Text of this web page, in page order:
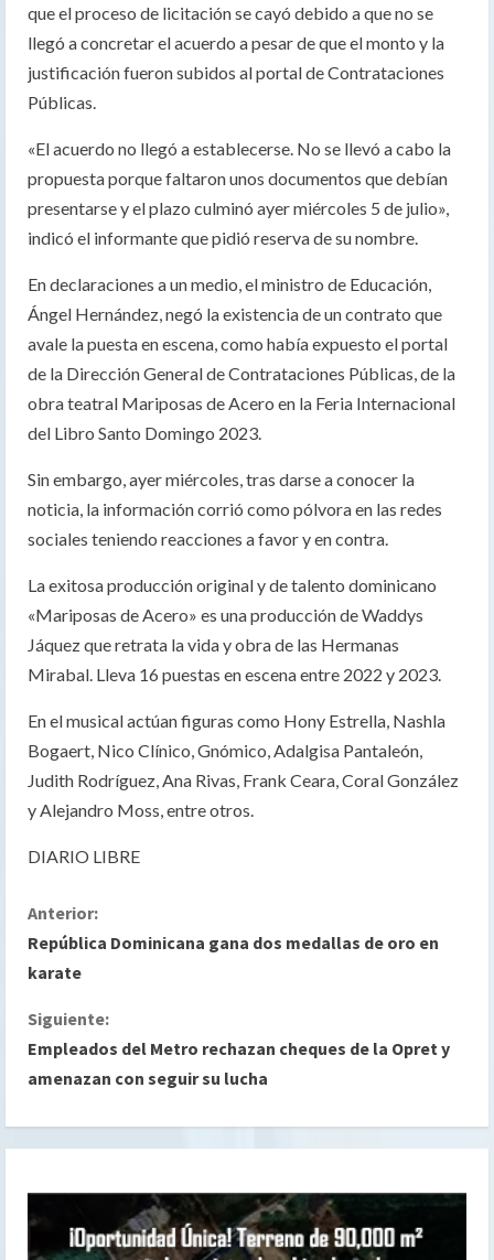
que el proceso de licitación se cayó debido a que no se
llegó a concretar el acuerdo a pesar de que el monto y la
justificación fueron subidos al portal de Contrataciones
Públicas.
«El acuerdo no llegó a establecerse. No se llevó a cabo la
propuesta porque faltaron unos documentos que debían
presentarse y el plazo culminó ayer miércoles 5 de julio»,
indicó el informante que pidió reserva de su nombre.
En declaraciones a un medio, el ministro de Educación,
Ángel Hernández, negó la existencia de un contrato que
avale la puesta en escena, como había expuesto el portal
de la Dirección General de Contrataciones Públicas, de la
obra teatral Mariposas de Acero en la Feria Internacional
del Libro Santo Domingo 2023.
Sin embargo, ayer miércoles, tras darse a conocer la
noticia, la información corrió como pólvora en las redes
sociales teniendo reacciones a favor y en contra.
La exitosa producción original y de talento dominicano
«Mariposas de Acero» es una producción de Waddys
Jáquez que retrata la vida y obra de las Hermanas
Mirabal. Lleva 16 puestas en escena entre 2022 y 2023.
En el musical actúan figuras como Hony Estrella, Nashla
Bogaert, Nico Clínico, Gnómico, Adalgisa Pantaleón,
Judith Rodríguez, Ana Rivas, Frank Ceara, Coral González
y Alejandro Moss, entre otros.
DIARIO LIBRE
S
i
g
u
l
e
y
Anterior:
República Dominicana gana dos medallas de oro en
karate
Siguiente:
Empleados del Metro rechazan cheques de la Opret y
amenazan con seguir su lucha